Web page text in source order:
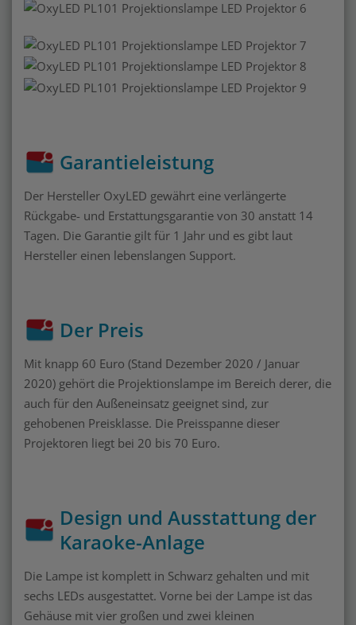
Garantieleistung
Der Hersteller OxyLED gewährt eine verlängerte
Rückgabe- und Erstattungsgarantie von 30 anstatt 14
Tagen. Die Garantie gilt für 1 Jahr und es gibt laut
Hersteller einen lebenslangen Support.
Der Preis
Mit knapp 60 Euro (Stand Dezember 2020 / Januar
2020) gehört die Projektionslampe im Bereich derer, die
auch für den Außeneinsatz geeignet sind, zur
gehobenen Preisklasse. Die Preisspanne dieser
Projektoren liegt bei 20 bis 70 Euro.
Design und Ausstattung der
Karaoke-Anlage
Die Lampe ist komplett in Schwarz gehalten und mit
sechs LEDs ausgestattet. Vorne bei der Lampe ist das
Gehäuse mit vier großen und zwei kleinen